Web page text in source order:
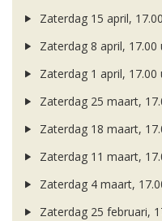
Zaterdag 15 april,
Zaterdag 8 april, 17.00
Zaterdag 1 april, 17.00
Zaterdag 25 maart,
Zaterdag 18 maart,
Zaterdag 11 maart,
Zaterdag 4 maart,
Zaterdag 25 februari,